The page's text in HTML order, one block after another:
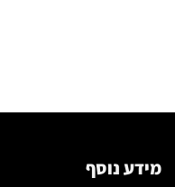
מידע נוסף